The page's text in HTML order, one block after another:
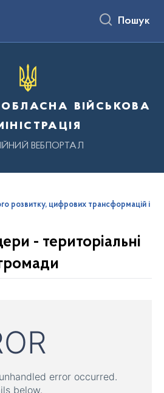
Пошук
обласна військова
ВЕБПОРТАЛ
розвитку, цифрових трансформацій і
- територіальні